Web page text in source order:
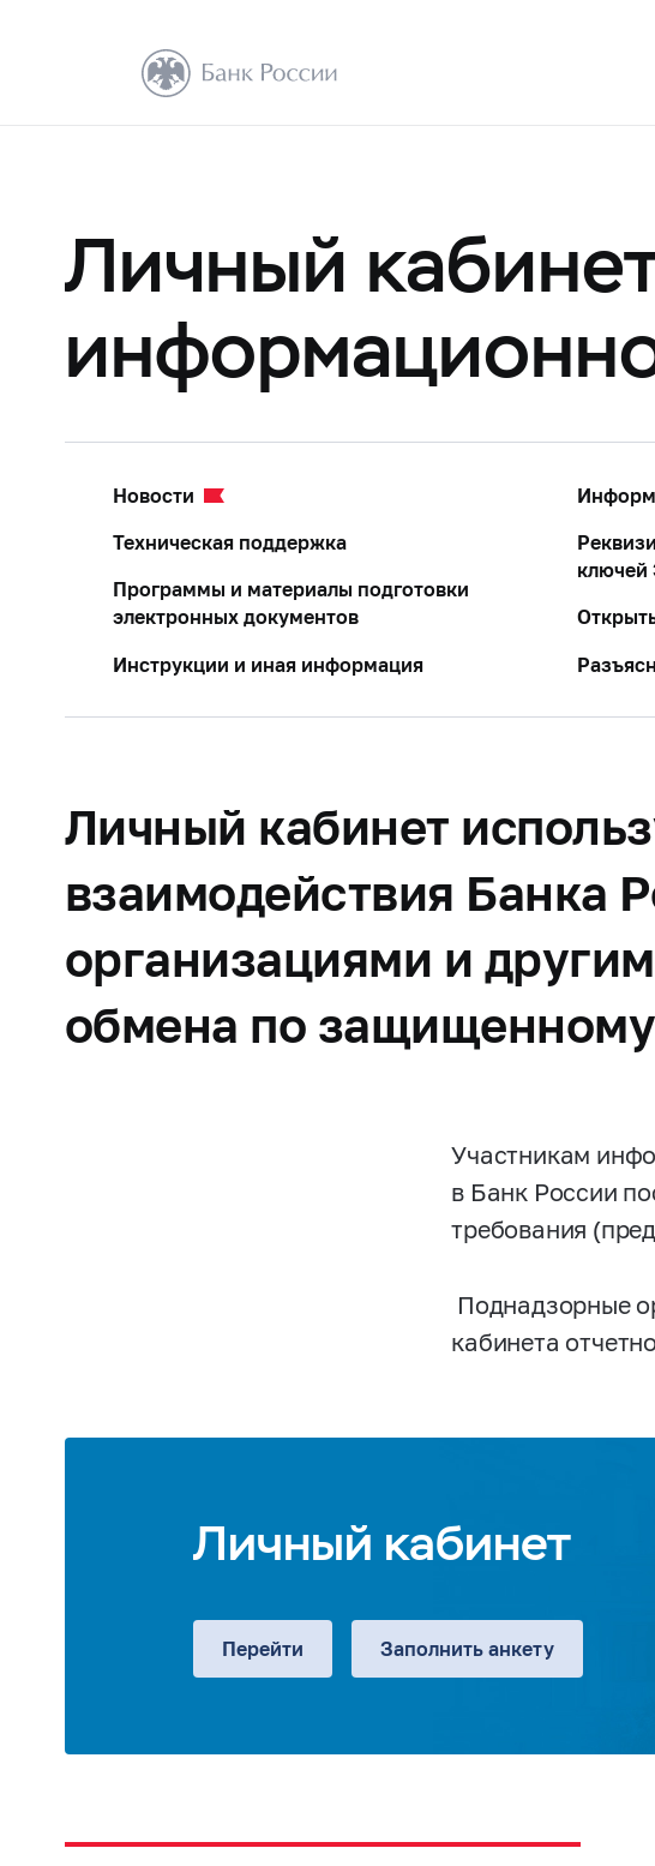
Личный
Новости
Техническая поддержка
Программы и материалы подготовки
электронных документов
Инструкции и иная информация
ключей
Личный кабинет
взаимодействия Банка
организациями и
обмена по
Участникам
в Банк России
требования
Поднадзорные
кабинета
Личный кабинет
Перейти Заполнить анкету